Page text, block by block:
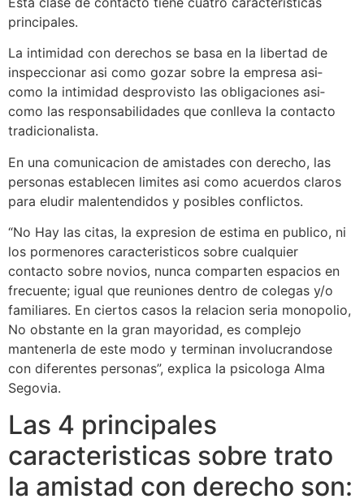
principales.
La intimidad con derechos se basa en la libertad de
inspeccionar asi­ como gozar sobre la empresa asi­
como la intimidad desprovisto las obligaciones asi­
como las responsabilidades que conlleva la contacto
tradicionalista.
En una comunicacion de amistades con derecho, las
personas establecen limites asi­ como acuerdos claros
para eludir malentendidos y posibles conflictos.
“No Hay las citas, la expresion de estima en publico, ni
los pormenores caracteristicos sobre cualquier
contacto sobre novios, nunca comparten espacios en
frecuente; igual que reuniones dentro de colegas y/o
familiares. En ciertos casos la relacion seri­a monopolio,
No obstante en la gran mayoridad, es complejo
mantenerla de este modo y terminan involucrandose
con diferentes personas”, explica la psicologa Alma
Segovia.
Las 4 principales
caracteristicas sobre trato
la amistad con derecho son: